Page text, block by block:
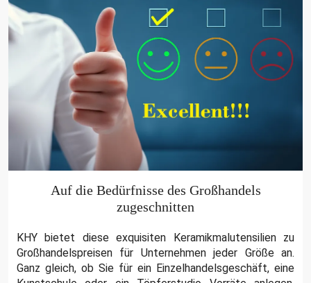
Auf die Bedürfnisse des Großhandels
zugeschnitten
KHY bietet diese exquisiten Keramikmalutensilien zu
Großhandelspreisen für Unternehmen jeder Größe an.
Ganz gleich, ob Sie für ein Einzelhandelsgeschäft, eine